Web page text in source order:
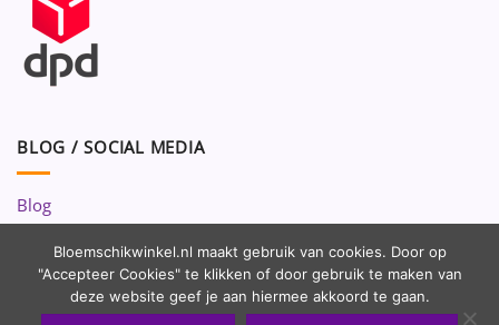
BLOG / SOCIAL MEDIA
Blog
Volg ons op:
Bloemschikwinkel.nl maakt gebruik van cookies. Door op
"Accepteer Cookies" te klikken of door gebruik te maken van
deze website geef je aan hiermee akkoord te gaan.